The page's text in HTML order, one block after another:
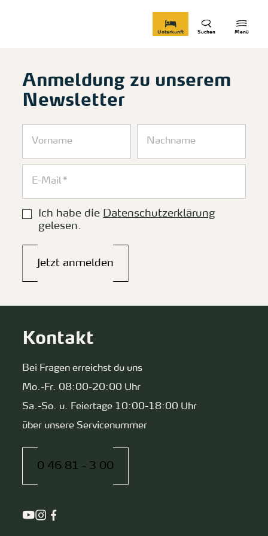
Menü
Suchen
Unterkunft
Anmeldung zu unserem
Newsletter
Ich habe die Datenschutzerklärung
gelesen.
Jetzt anmelden
Kontakt
Bei Fragen erreichst du uns
Mo.-Fr. 08:00-20:00 Uhr
Sa.-So. u. Feiertage 10:00-18:00 Uhr
über unsere Servicenummer
0 46 81 - 3 00